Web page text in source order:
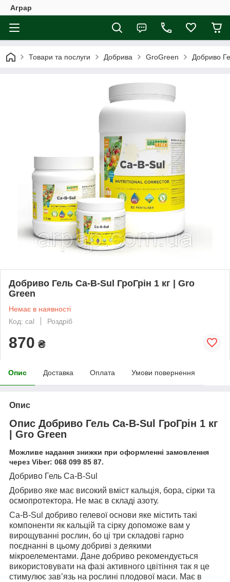
Аграр
Товари та послуги Добрива GroGreen Добриво
Добриво Гель Ca-B-Sul ГроГрін 1 кг | Gro
Green
Немає в наявності
Код: cal
Роздріб
870 ₴
Опис Доставка Оплата Умови повернення
Опис
Опис Добриво Гель Ca-B-Sul ГроГрін 1 кг
| Gro Green
Можливе надання знижки при оформленні замовлення
через Viber: 068 099 85 87.
Добриво Гель Ca-B-Sul
Добриво яке має високий вміст кальція, бора, сірки та
осмопротектора. Не має в складі азоту.
Ca-B-Sul добриво гелевої основи яке містить такі
компоненти як кальцій та сірку допоможе вам у
вирощуванні рослин, бо ці три складові гарно
поєднанні в цьому добриві з деякими
мікроелементами. Дане добриво рекомендується
використовувати на фазі активного цвітіння так я це
стимулює зав’язь на рослині плодової маси. Має в